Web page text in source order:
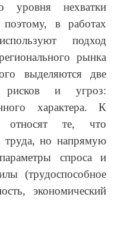
уровня нехватки
в работах
подход
рынка
выделяются две
рисков и угроз:
характера. К
относят те, что
но напрямую
спроса и
(трудоспособное
экономический